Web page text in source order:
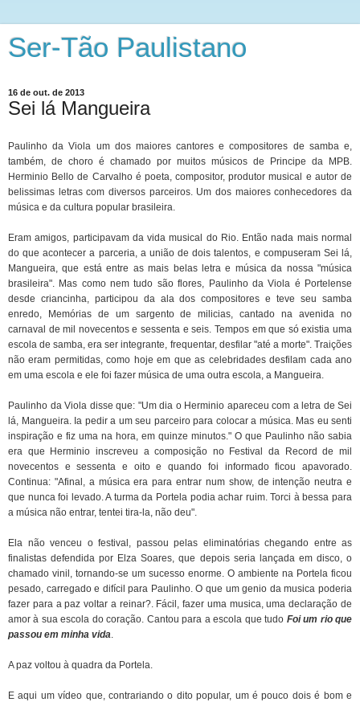
Ser-Tão Paulistano
16 de out. de 2013
Sei lá Mangueira
Paulinho da Viola um dos maiores cantores e compositores de samba e,
também, de choro é chamado por muitos músicos de Principe da MPB.
Herminio Bello de Carvalho é poeta, compositor, produtor musical e autor de
belissimas letras com diversos parceiros. Um dos maiores conhecedores da
música e da cultura popular brasileira.
Eram amigos, participavam da vida musical do Rio. Então nada mais normal
do que acontecer a parceria, a união de dois talentos, e compuseram Sei lá,
Mangueira, que está entre as mais belas letra e música da nossa "música
brasileira". Mas como nem tudo são flores, Paulinho da Viola é Portelense
desde criancinha, participou da ala dos compositores e teve seu samba
enredo, Memórias de um sargento de milicias, cantado na avenida no
carnaval de mil novecentos e sessenta e seis. Tempos em que só existia uma
escola de samba, era ser integrante, frequentar, desfilar "até a morte". Traições
não eram permitidas, como hoje em que as celebridades desfilam cada ano
em uma escola e ele foi fazer música de uma outra escola, a Mangueira.
Paulinho da Viola disse que: "Um dia o Herminio apareceu com a letra de Sei
lá, Mangueira. Ia pedir a um seu parceiro para colocar a música. Mas eu senti
inspiração e fiz uma na hora, em quinze minutos." O que Paulinho não sabia
era que Herminio inscreveu a composição no Festival da Record de mil
novecentos e sessenta e oito e quando foi informado ficou apavorado.
Continua: "Afinal, a música era para entrar num show, de intenção neutra e
que nunca foi levado. A turma da Portela podia achar ruim. Torci à bessa para
a música não entrar, tentei tira-la, não deu".
Ela não venceu o festival, passou pelas eliminatórias chegando entre as
finalistas defendida por Elza Soares, que depois seria lançada em disco, o
chamado vinil, tornando-se um sucesso enorme. O ambiente na Portela ficou
pesado, carregado e difícil para Paulinho. O que um genio da musica poderia
fazer para a paz voltar a reinar?. Fácil, fazer uma musica, uma declaração de
amor à sua escola do coração. Cantou para a escola que tudo Foi um rio que
passou em minha vida
A paz voltou à quadra da Portela.
E aqui um vídeo que, contrariando o dito popular, um é pouco dois é bom e